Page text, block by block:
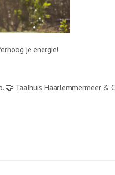
je energie!
🤝 Taalhuis Haarlemmermeer &